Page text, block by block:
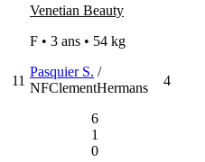
11
Venetian Beauty
F • 3 ans • 54 kg
Pasquier S. /
NFClementHermans
6
1
0
4